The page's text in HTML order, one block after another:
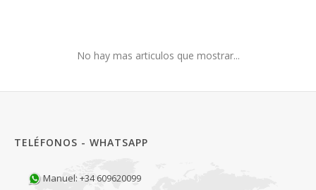
No hay mas articulos que mostrar...
TELÉFONOS - WHATSAPP
Manuel: +34 609620099